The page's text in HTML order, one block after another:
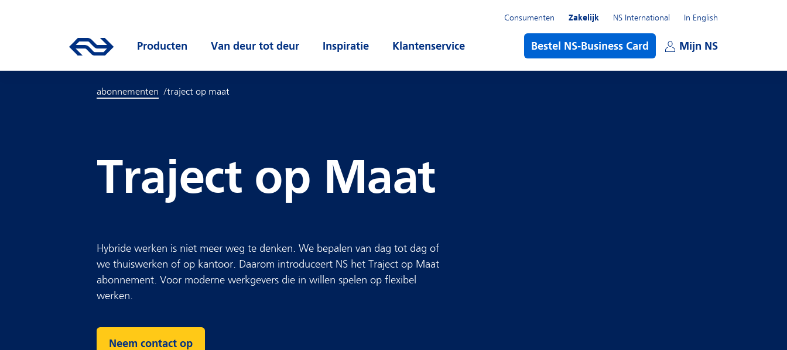
Ga naar de homepage van ns.nl
Producten Open submenu
Van deur tot deur Open submenu
Inspiratie Open submenu
Klantenservice Open submenuBestel NS-Business Card Mijn NS
Consumenten Zakelijk NS International In English
abonnementen traject op maat
Traject op Maat
Hybride werken is niet meer weg te denken. We bepalen van dag tot dag of
we thuiswerken of op kantoor. Daarom introduceert NS het Traject op Maat
abonnement. Voor moderne werkgevers die in willen spelen op flexibel
werken.
Neem contact op